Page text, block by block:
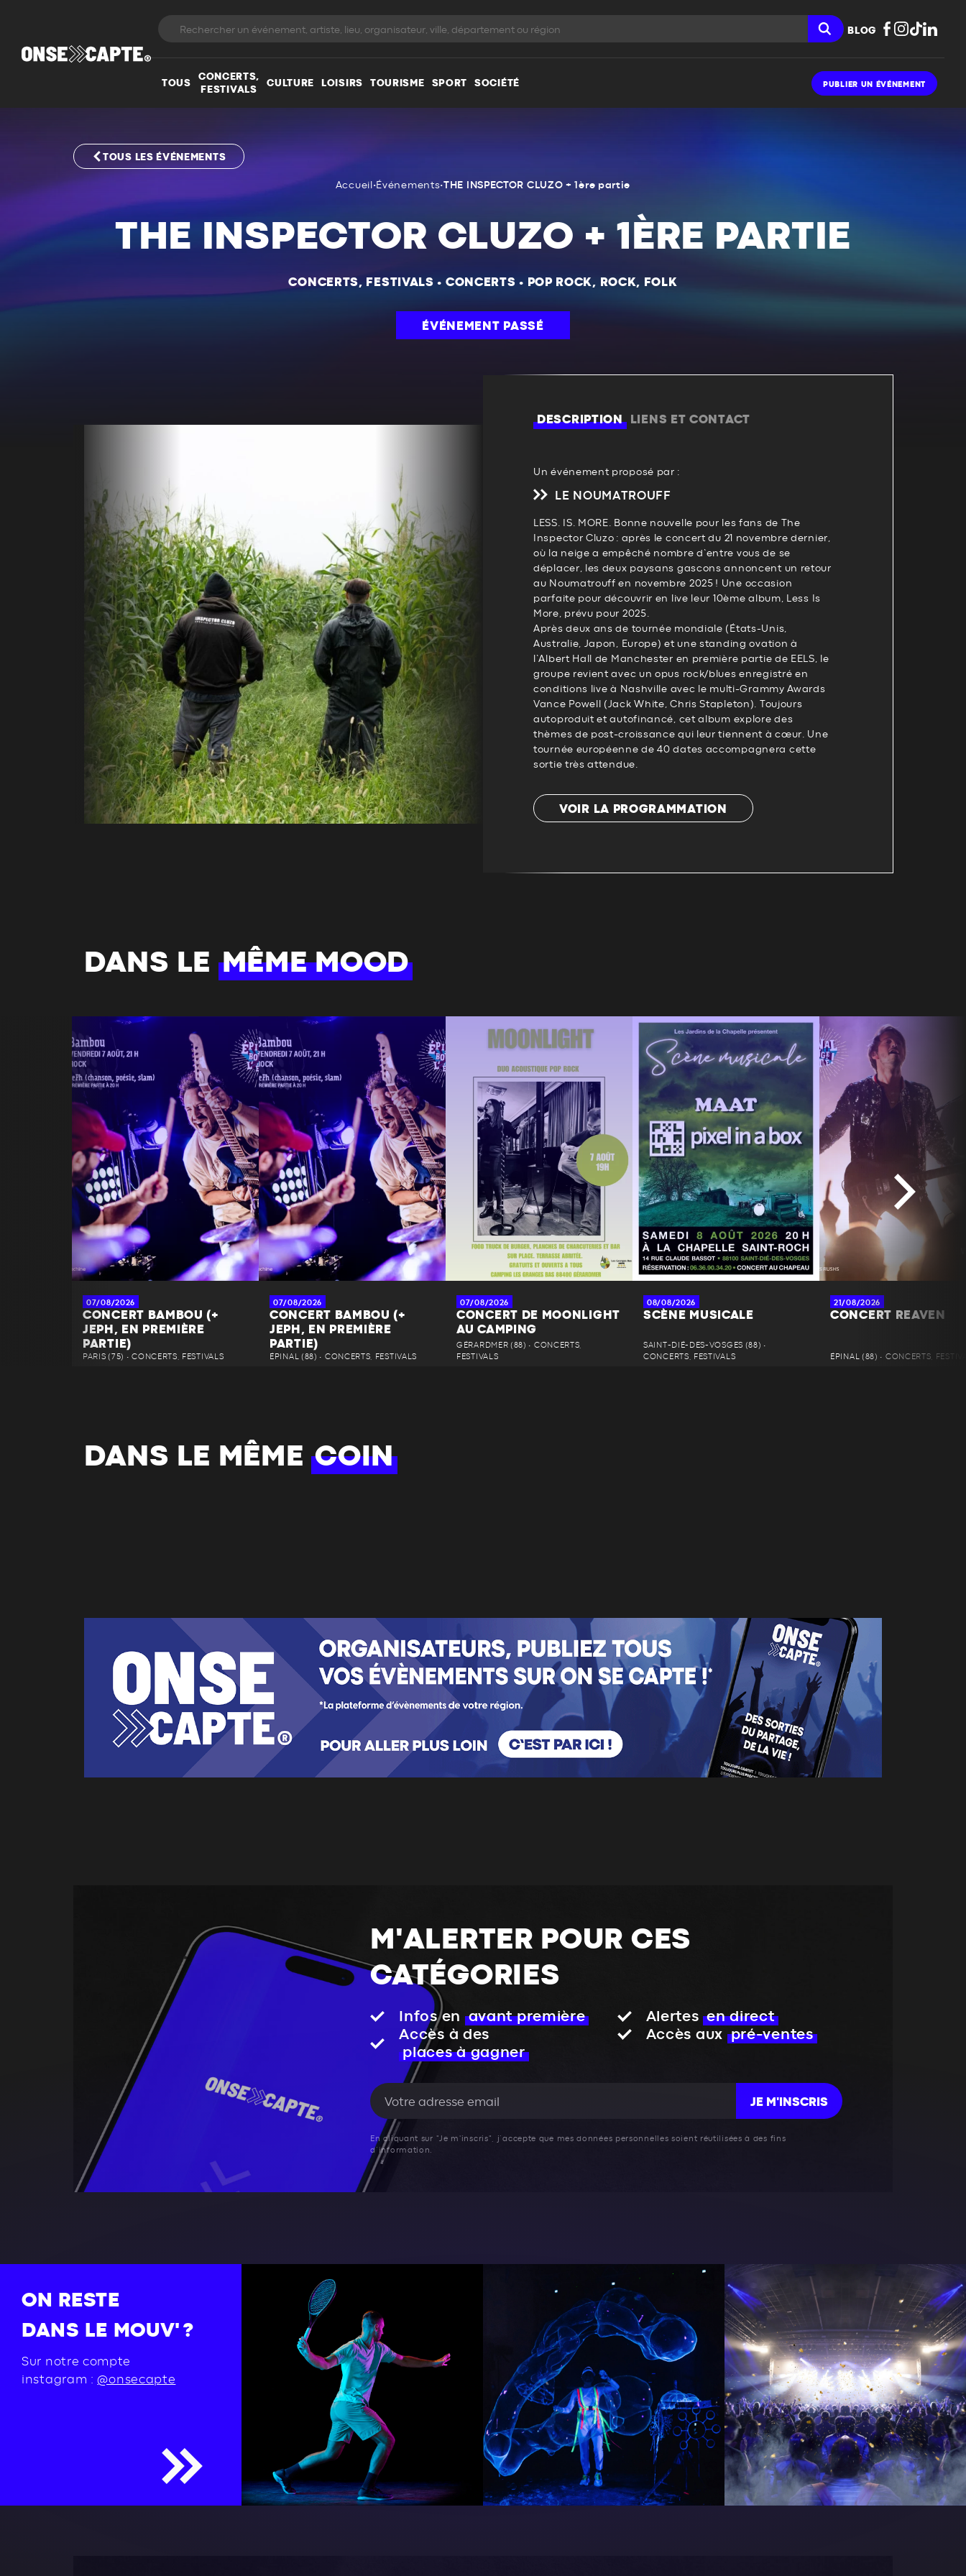
BLOG
TOUS
CONCERTS,
FESTIVALS
CULTURE LOISIRS TOURISME SPORT SOCIÉTÉ PUBLIER UN ÉVÉNEMENT
TOUS LES ÉVÉNEMENTS
Accueil •Événements•THE INSPECTOR CLUZO + 1ère partie
THE INSPECTOR CLUZO + 1ÈRE PARTIE
CONCERTS, FESTIVALS • CONCERTS • POP ROCK, ROCK, FOLK
ÉVÉNEMENT PASSÉ
DESCRIPTION LIENS ET CONTACT
Un événement proposé par :
LE NOUMATROUFF
LESS. IS. MORE. Bonne nouvelle pour les fans de The
Inspector Cluzo : après le concert du 21 novembre dernier,
où la neige a empêché nombre d’entre vous de se
déplacer, les deux paysans gascons annoncent un retour
au Noumatrouff en novembre 2025 ! Une occasion
parfaite pour découvrir en live leur 10ème album, Less Is
More, prévu pour 2025.
Après deux ans de tournée mondiale (États-Unis,
Australie, Japon, Europe) et une standing ovation à
l’Albert Hall de Manchester en première partie de EELS, le
groupe revient avec un opus rock/blues enregistré en
conditions live à Nashville avec le multi-Grammy Awards
Vance Powell (Jack White, Chris Stapleton). Toujours
autoproduit et autofinancé, cet album explore des
thèmes de post-croissance qui leur tiennent à cœur. Une
tournée européenne de 40 dates accompagnera cette
sortie très attendue.
VOIR LA PROGRAMMATION
DANS LE MÊME MOOD
07/08/2026
CONCERT BAMBOU (+
JEPH, EN PREMIÈRE
PARTIE)
PARIS (75) • CONCERTS, FESTIVALS
07/08/2026
CONCERT BAMBOU (+
JEPH, EN PREMIÈRE
PARTIE)
ÉPINAL (88) • CONCERTS, FESTIVALS
07/08/2026
CONCERT DE MOONLIGHT
AU CAMPING
GÉRARDMER (88) • CONCERTS,
FESTIVALS
08/08/2026
SCÈNE MUSICALE
SAINT-DIÉ-DES-VOSGES (88) •
CONCERTS, FESTIVALS
21/08/2026
CONCERT REAVEN
ÉPINAL (88) • CONCERTS,
DANS LE MÊMECOIN
M'ALERTER POUR CES
CATÉGORIES
Infos en avant première Alertes en direct
Accès à des
places à gagner
Accès aux pré-ventes
JE M'INSCRIS
En cliquant sur "Je m'inscris", j’accepte que mes données personnelles soient réutilisées à des fins
d’information.
ON RESTE
DANS LE MOUV' ?
Sur notre compte
instagram :@onsecapte